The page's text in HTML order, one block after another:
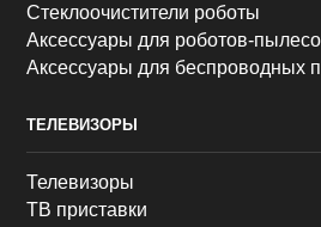
Стеклоочистители роботы
Аксессуары для роботов-
Аксессуары для беспроводных
ТЕЛЕВИЗОРЫ
Телевизоры
ТВ приставки